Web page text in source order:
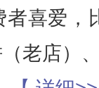
喜爱，
老店）